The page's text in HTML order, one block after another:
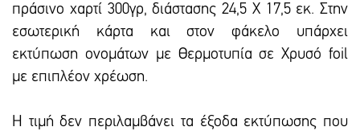
πράσινο χαρτί 300γρ, διάστασης 24,5 Χ 17,5 εκ. Στην
εσωτερική κάρτα και στον φάκελο υπάρχει
εκτύπωση ονομάτων με Θερμοτυπία σε Χρυσό foil
με επιπλέον χρέωση.
Η τιμή δεν περιλαμβάνει τα έξοδα εκτύπωσης που